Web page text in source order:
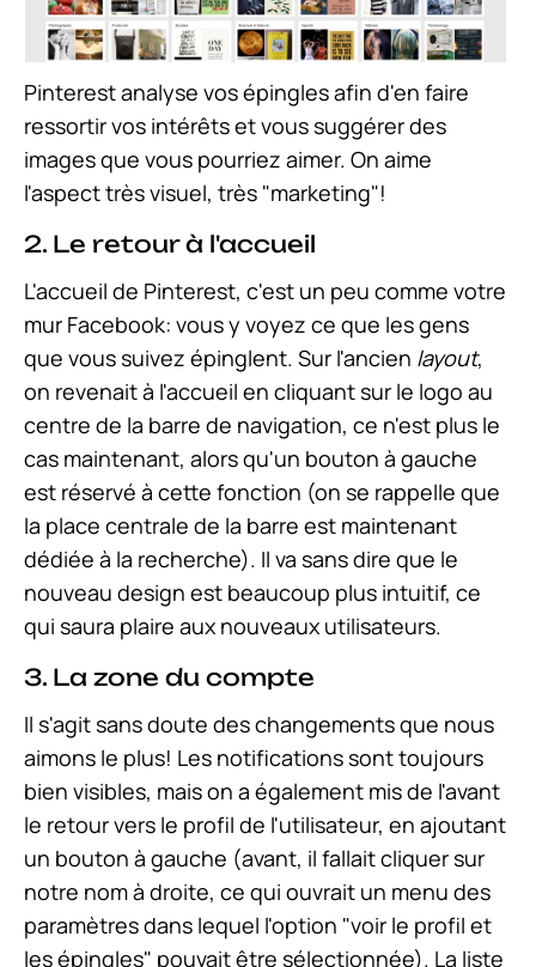
Pinterest analyse vos épingles afin d'en faire
ressortir vos intérêts et vous suggérer des
images que vous pourriez aimer. On aime
l'aspect très visuel, très "marketing"!
2. Le retour à l'accueil
L'accueil de Pinterest, c'est un peu comme votre
mur Facebook: vous y voyez ce que les gens
que vous suivez épinglent. Sur l'ancien layout,
on revenait à l'accueil en cliquant sur le logo au
centre de la barre de navigation, ce n'est plus le
cas maintenant, alors qu'un bouton à gauche
est réservé à cette fonction (on se rappelle que
la place centrale de la barre est maintenant
dédiée à la recherche). Il va sans dire que le
nouveau design est beaucoup plus intuitif, ce
qui saura plaire aux nouveaux utilisateurs.
3. La zone du compte
Il s'agit sans doute des changements que nous
aimons le plus! Les notifications sont toujours
bien visibles, mais on a également mis de l'avant
le retour vers le profil de l'utilisateur, en ajoutant
un bouton à gauche (avant, il fallait cliquer sur
notre nom à droite, ce qui ouvrait un menu des
paramètres dans lequel l'option "voir le profil et
les épingles" pouvait être sélectionnée). La liste